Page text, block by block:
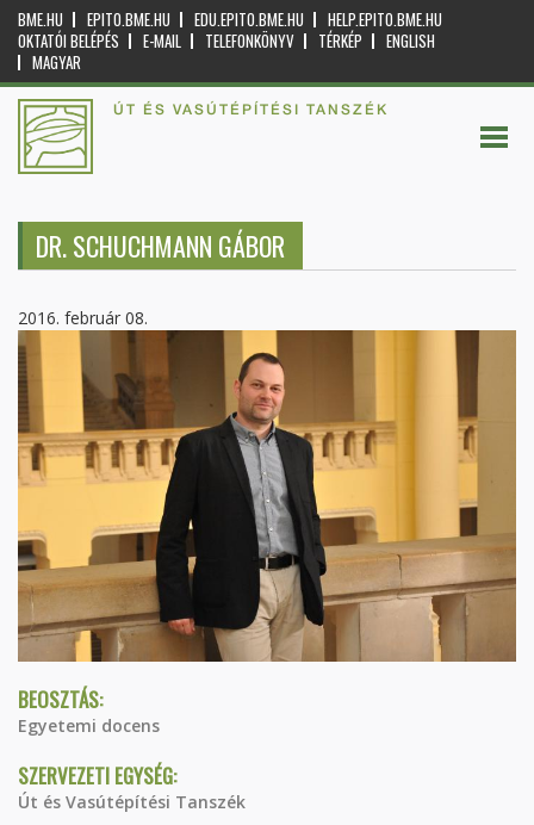
BME.HU EPITO.BME.HU EDU.EPITO.BME.HU
HELP.EPITO.BME.HU
OKTATÓI BELÉPÉS
E-MAIL TELEFONKÖNYV TÉRKÉP
ENGLISH
MAGYAR
ÚT ÉS VASÚTÉPÍTÉSI TANSZÉK
DR. SCHUCHMANN GÁBOR
2016. február 08.
BEOSZTÁS:
Egyetemi docens
SZERVEZETI EGYSÉG:
Út és Vasútépítési Tanszék